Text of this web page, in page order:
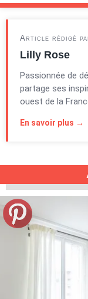
Article rédigé
Lilly Rose
Passionnée de
partage ses
ouest de la
En savoir plus →